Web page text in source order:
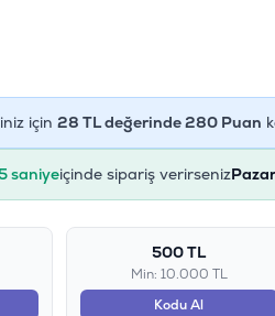
için 28 TL değerinde280Puan
saniyeiçinde sipariş verirseniz
500 TL
Min: 10.000 TL
Kodu Al